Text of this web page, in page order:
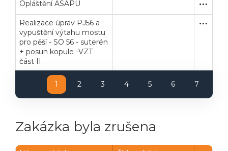
Opláštění ASAPU
Realizace úprav PJ56 a
vypuštění výtahu mostu
pro pěší - SO 56 - suterén
+ posun kopule -VZT
část II.
1 2 3 4 5 6 7
Zakázka byla zrušena
Veřejné zakázky Webináře
Powered by chaterimo